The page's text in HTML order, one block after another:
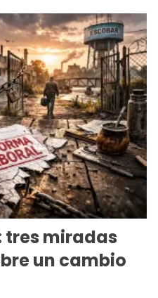
tres miradas
un cambio